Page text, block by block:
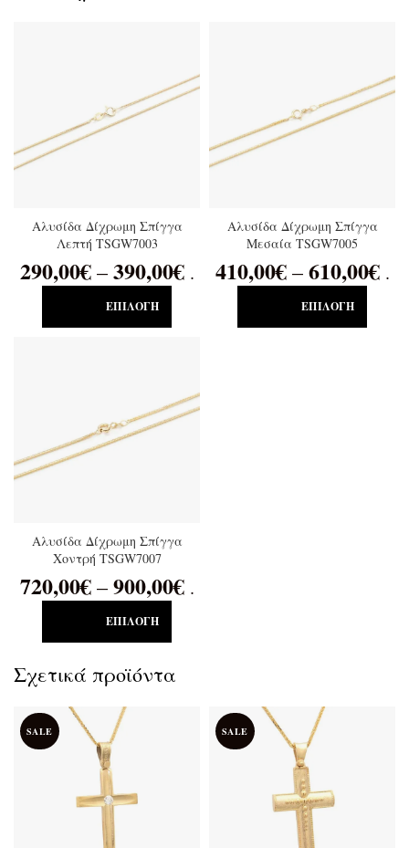
Αλυσίδα Δίχρωμη Σπίγγα
Λεπτή TSGW7003
290,00€ – 390,00€ .
ΕΠΙΛΟΓΉ
Αλυσίδα Δίχρωμη Σπίγγα
Μεσαία TSGW7005
410,00€ – 610,00€ .
ΕΠΙΛΟΓΉ
Αλυσίδα Δίχρωμη Σπίγγα
Χοντρή TSGW7007
720,00€ – 900,00€ .
ΕΠΙΛΟΓΉ
Σχετικά προϊόντα
SALE SALE